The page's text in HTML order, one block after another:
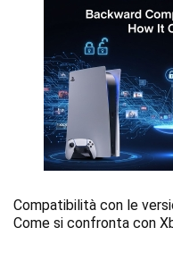
Compatibilità con le
Come si confronta con